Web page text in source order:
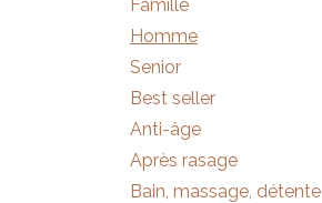
Famille
Homme
Senior
Best seller
Anti-âge
Après rasage
Bain, massage, détente